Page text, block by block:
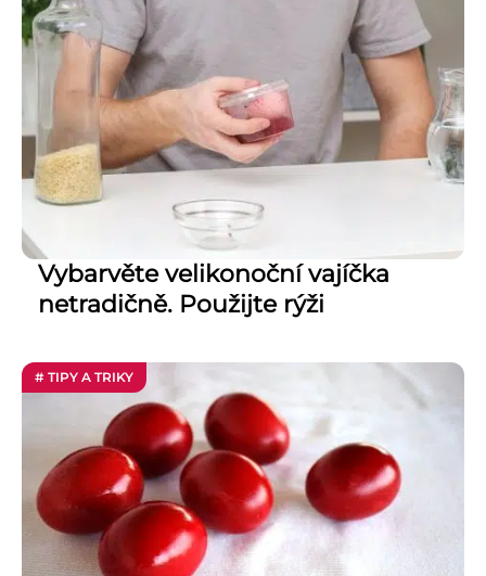
Vybarvěte velikonoční vajíčka
netradičně. Použijte rýži
# TIPY A TRIKY